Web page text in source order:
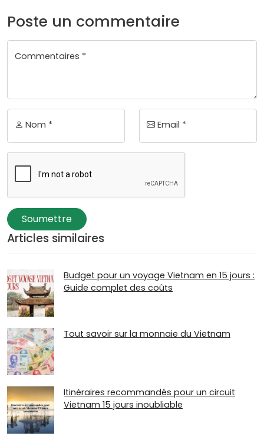
Poste un commentaire
Commentaires *
Nom * Email *
Soumettre
Articles similaires
Budget pour un voyage Vietnam en 15 jours :
Guide complet des coûts
Tout savoir sur la monnaie du Vietnam
Itinéraires recommandés pour un circuit
Vietnam 15 jours inoubliable